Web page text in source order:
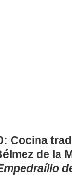
Cocina
de la